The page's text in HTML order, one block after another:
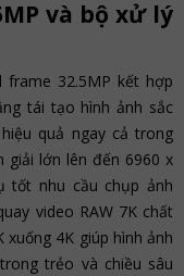
và bộ xử lý
frame 32.5MP kết hợp
tái tạo hình ảnh sắc
quả ngay cả trong
giải lớn lên đến 6960 x
tốt nhu cầu chụp ảnh
video RAW 7K chất
4K giúp hình ảnh
trẻo và chiều sâu